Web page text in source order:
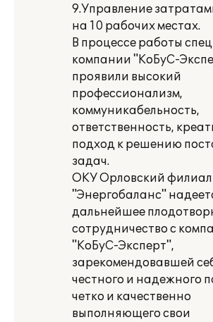
9.Управление
на 10 рабочих местах.
В процессе работы
компании "КоБуС-
проявили высокий
профессионализм,
коммуникабельность,
ответственность,
подход к решению
задач.
ОКУ Орловский
"Энергобаланс"
дальнейшее
сотрудничество с
"КоБуС-Эксперт",
зарекомендовавшей
честного и надежного
четко и качественно
выполняющего свои